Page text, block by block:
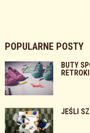
POPULARNE POSTY
BUTY
JEŚLI